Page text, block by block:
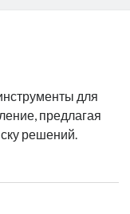
для
предлагая
решений.